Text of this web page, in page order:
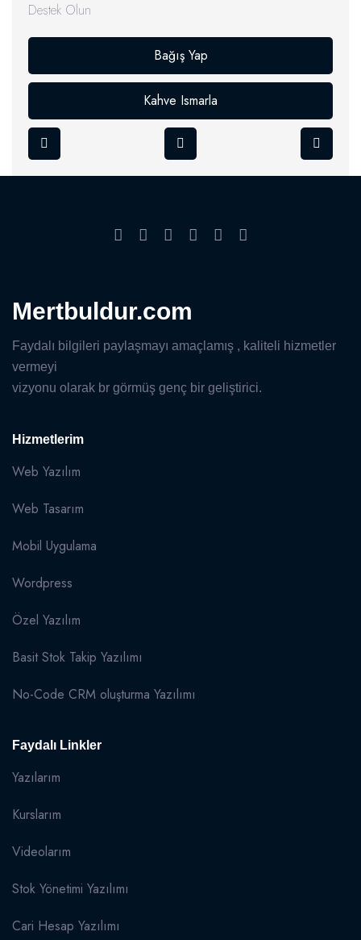
Destek Olun
Bağış Yap
Kahve Ismarla
Mertbuldur.com
Faydalı bilgileri paylaşmayı amaçlamış , kaliteli hizmetler
vermeyi
vizyonu olarak br görmüş genç bir geliştirici.
Hizmetlerim
Web Yazılım
Web Tasarım
Mobil Uygulama
Wordpress
Özel Yazılım
Basit Stok Takip Yazılımı
No-Code CRM oluşturma Yazılımı
Faydalı Linkler
Yazılarım
Kurslarım
Videolarım
Stok Yönetimi Yazılımı
Cari Hesap Yazılımı